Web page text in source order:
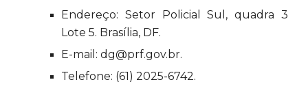
Endereço: Setor Policial Sul, quadra 3
Lote 5. Brasília, DF.
E-mail: dg@prf.gov.br.
Telefone: (61) 2025-6742.